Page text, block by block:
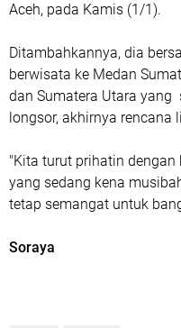
Aceh, pada Kamis (1/1).
Ditambahkannya, dia
berwisata ke Medan
dan Sumatera Utara
longsor, akhirnya rencana
"Kita turut prihatin
yang sedang kena
tetap semangat untuk
Soraya